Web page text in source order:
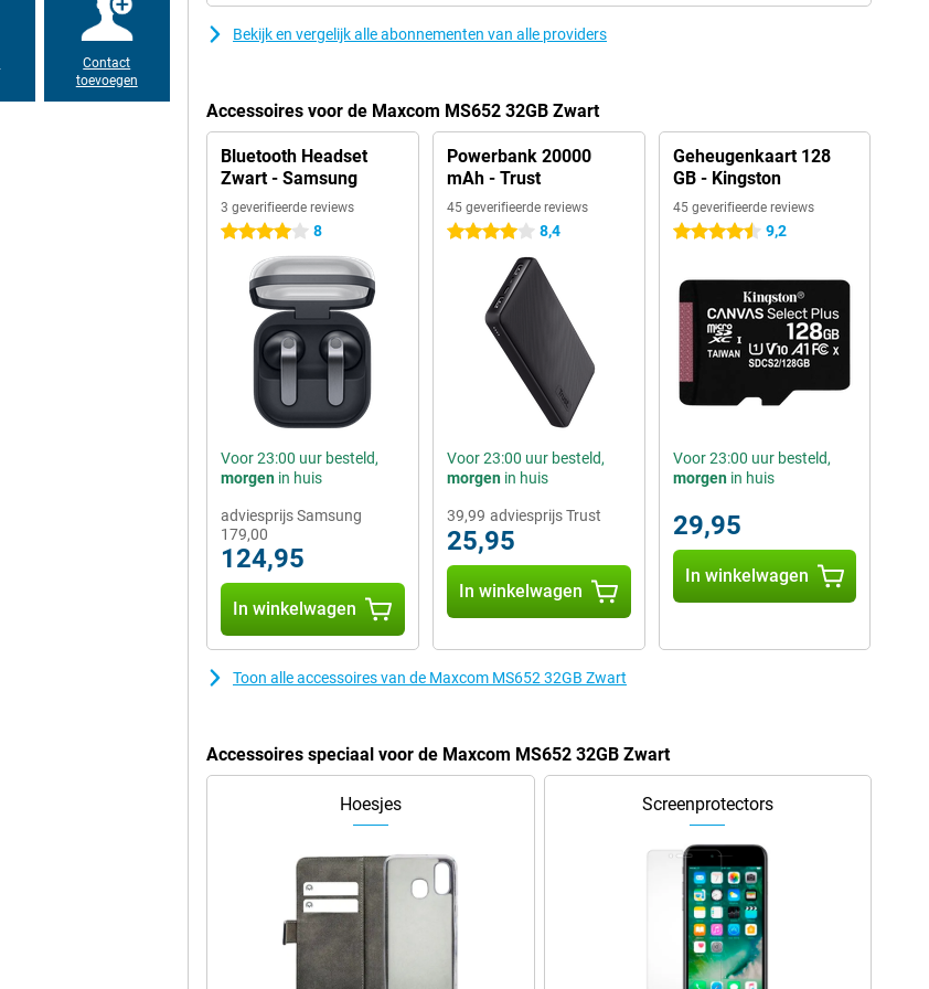
Contact
toevoegen
Bekijk en vergelijk alle abonnementen van alle providers
Accessoires voor de Maxcom MS652 32GB Zwart
Bluetooth Headset
Zwart - Samsung
3 geverifieerde reviews
4 sterren 8
Voor 23:00 uur besteld,
morgen in huis
179,00
adviesprijs Samsung
124,95
In winkelwagen
Powerbank 20000
mAh - Trust
45 geverifieerde reviews
4 sterren 8,4
Voor 23:00 uur besteld,
morgenin huis
39,99 adviesprijs Trust
25,95
In winkelwagen
Geheugenkaart 128
GB - Kingston
45 geverifieerde reviews
4.5 sterren 9,2
Voor 23:00 uur besteld,
morgenin huis
29,95
In winkelwagen
Toon alle accessoires van de Maxcom MS652 32GB Zwart
Accessoires speciaal voor de Maxcom MS652 32GB Zwart
Hoesjes Screenprotectors